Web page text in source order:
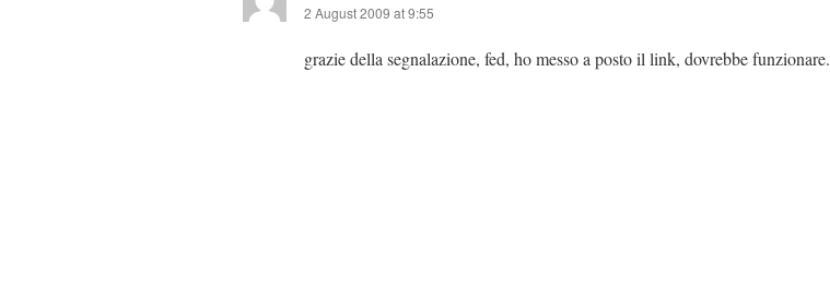
2 August 2009 at 9:55
grazie della segnalazione, fed, ho messo a posto il link, dovrebbe funzionare.